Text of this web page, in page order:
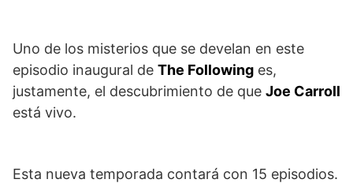
Uno de los misterios que se develan en este
episodio inaugural de The Following es,
justamente, el descubrimiento de que Joe Carroll
está vivo.
Esta nueva temporada contará con 15 episodios.